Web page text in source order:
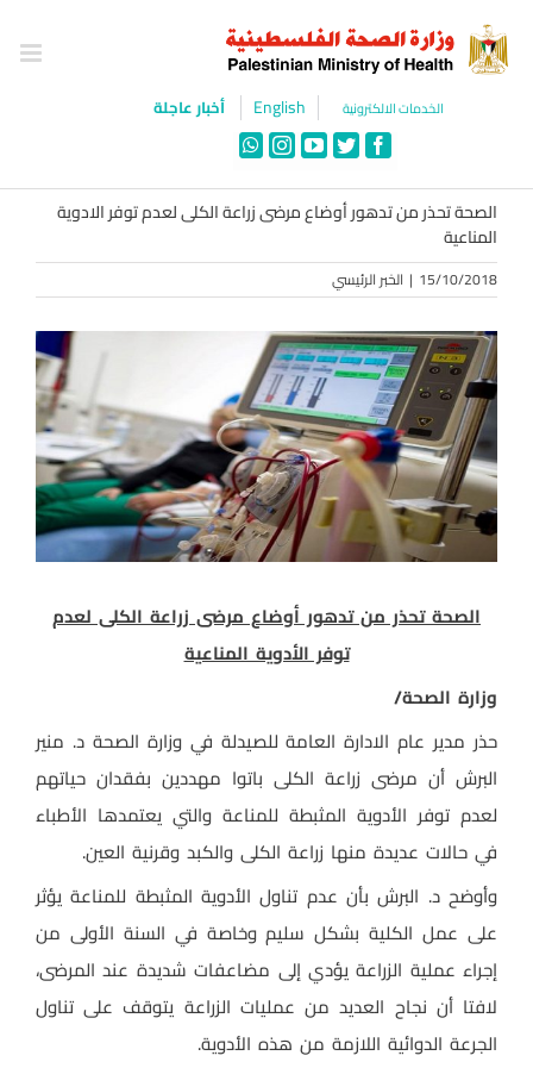
content
الخدمات الالكترونية English أخبار عاجلة
Facebook
Twitter
YouTube
Instagram
WhatsApp
الصحة تحذر من تدهور أوضاع مرضى زراعة الكلى لعدم توفر الادوية
المناعية
15/10/2018
| الخبر الرئيسي
الصحة تحذر من تدهور أوضاع مرضى زراعة الكلى لعدم
توفر الأدوية المناعية
وزارة الصحة/
حذر مدير عام الادارة العامة للصيدلة في وزارة الصحة د. منير
البرش أن مرضى زراعة الكلى باتوا مهددين بفقدان حياتهم
لعدم توفر الأدوية المثبطة للمناعة والتي يعتمدها الأطباء
في حالات عديدة منها زراعة الكلى والكبد وقرنية العين.
وأوضح د. البرش بأن عدم تناول الأدوية المثبطة للمناعة يؤثر
على عمل الكلية بشكل سليم وخاصة في السنة الأولى من
إجراء عملية الزراعة يؤدي إلى مضاعفات شديدة عند المرضى،
لافتا أن نجاح العديد من عمليات الزراعة يتوقف على تناول
الجرعة الدوائية اللازمة من هذه الأدوية.